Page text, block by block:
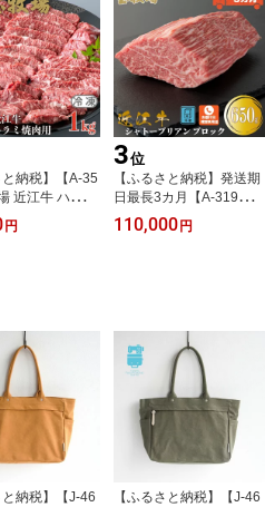
と納税】【A-35
近江牛 ハラミ
［高島屋選定
円
3位
【ふるさと納税】発送期
日最長3カ月【A-319】宝
牧場 近江牛 シャトーブ
リアンブロック 650g
110,000 円
と納税】【J-46
【ふるさと納税】【J-46